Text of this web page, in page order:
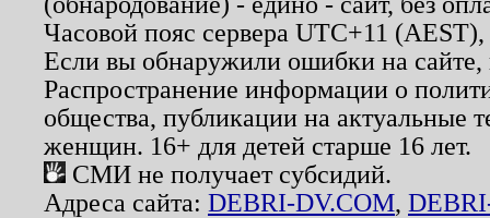
Часовой пояс сервера UTC+11
Если вы обнаружили ошибки на
Распространение информации о
общества, публикации на актуальные
женщин. 16+ для детей старше 16 лет.
СМИ не получает субсидий.
Адреса сайта: DEBRI-DV.COM,